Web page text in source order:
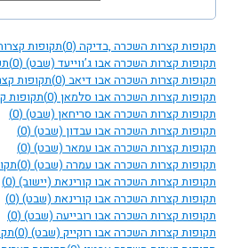
תקופות קצרות השכרה ,בדיקה (0) תקופות
תקופות קצרות השכרה אבו ג’ווייעד (שבט) (0)
תקופות קצרות השכרה אבו דיאב (0) תקופות
תקופות קצרות השכרה אבו סלמאן (0) תקופות
תקופות קצרות השכרה אבו סריחאן (שבט) (0)
תקופות קצרות השכרה אבו עבדון (שבט) (0)
תקופות קצרות השכרה אבו עמאר (שבט) (0)
תקופות קצרות השכרה אבו עמרה (שבט) (0)
תקופות קצרות השכרה אבו קורינאת (יישוב) (0)
תקופות קצרות השכרה אבו קורינאת (שבט) (0)
תקופות קצרות השכרה אבו רובייעה (שבט) (0)
תקופות קצרות השכרה אבו רוקייק (שבט) (0)